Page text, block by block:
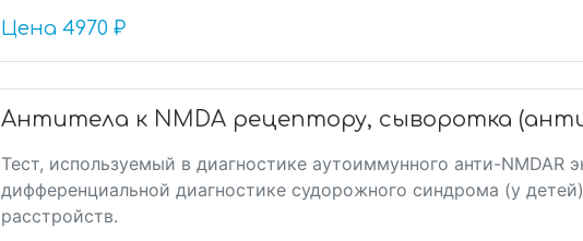
Цена 4970 ₽
Антитела к NMDA рецептору, сыворотка
Тест, используемый в диагностике аутоиммунного анти-NMDAR
дифференциальной диагностике судорожного синдрома (у
расстройств.